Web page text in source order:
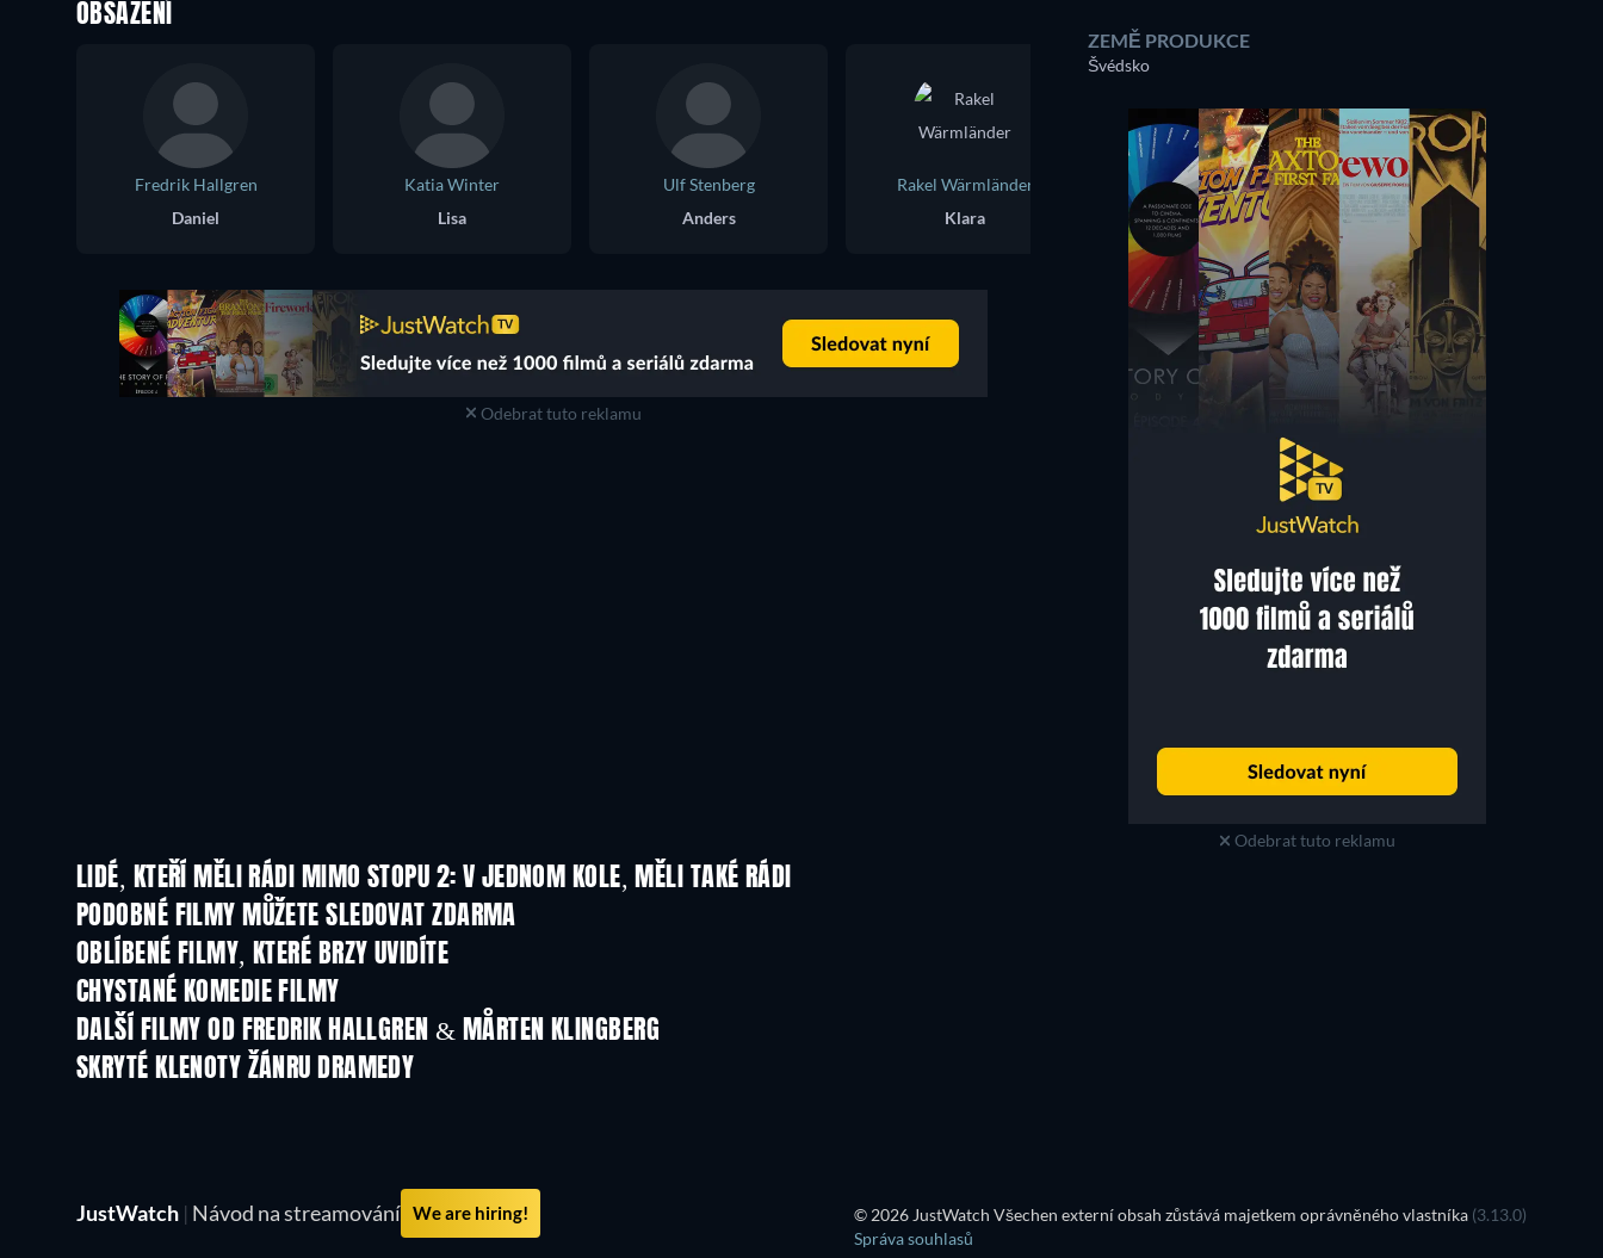
ZEMĚ PRODUKCE
Švédsko
Odebrat tuto reklamu
OBSAZENÍ
Fredrik Hallgren
Daniel
Katia Winter
Lisa
Ulf Stenberg
Anders
Rakel Wärmländer
Klara
Alexander Karim Sten Ljunggren
Odebrat tuto reklamu
LIDÉ, KTEŘÍ MĚLI RÁDI MIMO STOPU 2: V JEDNOM KOLE, MĚLI TAKÉ RÁDI
PODOBNÉ FILMY MŮŽETE SLEDOVAT ZDARMA
OBLÍBENÉ FILMY, KTERÉ BRZY UVIDÍTE
CHYSTANÉ KOMEDIE FILMY
DALŠÍ FILMY OD FREDRIK HALLGREN & MÅRTEN KLINGBERG
SKRYTÉ KLENOTY ŽÁNRU DRAMEDY
JustWatch | Návod na streamování We are hiring! © 2026 JustWatch Všechen externí obsah zůstává majetkem oprávněného vlastníka (3.13.0)
Správa souhlasů